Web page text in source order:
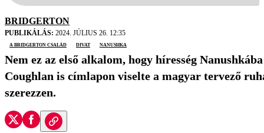
BRIDGERTON
PUBLIKÁLÁS: 2024. JÚLIUS 26. 12:35
A Bridgerton család
divat Nanushka
Nem ez az első alkalom, hogy híresség
Coughlan is címlapon viselte a magyar tervező
szerezzen.